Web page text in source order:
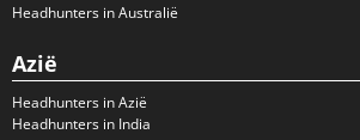
Headhunters in Australië
Azië
Headhunters in Azië
Headhunters in India